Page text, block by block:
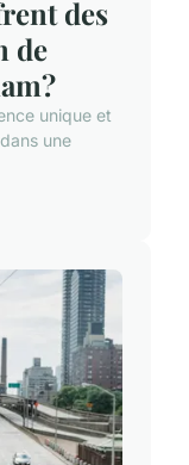
des
de
unique et
une